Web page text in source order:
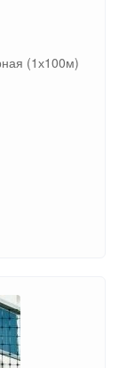
(1х100м)